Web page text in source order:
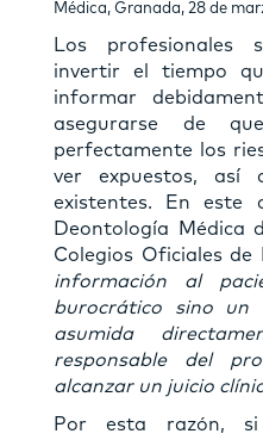
Médica, Granada, 28 de
Los profesionales
invertir el tiempo
informar
asegurarse de
perfectamente los
ver expuestos, así
existentes. En este
Deontología Médica
Colegios Oficiales de
información al
burocrático sino un
asumida
responsable del
alcanzar un juicio
Por esta razón,